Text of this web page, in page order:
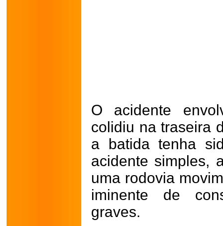
O acidente
colidiu na traseira
a batida tenha
acidente simples,
uma rodovia
iminente de
graves.